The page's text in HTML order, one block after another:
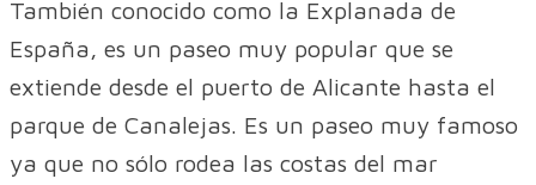
También conocido como la Explanada de
España, es un paseo muy popular que se
extiende desde el puerto de Alicante hasta el
parque de Canalejas. Es un paseo muy famoso
ya que no sólo rodea las costas del mar